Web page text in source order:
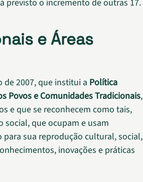
previsto o incremento de outras 17.
e Áreas
de 2007, que institui a Política
Povos e Comunidades Tradicionais,
e que se reconhecem como tais,
social, que ocupam e usam
sua reprodução cultural, social,
inovações e práticas